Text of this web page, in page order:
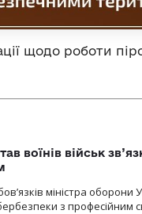
щодо роботи
воїнів військ
міністра оборони
з професійним